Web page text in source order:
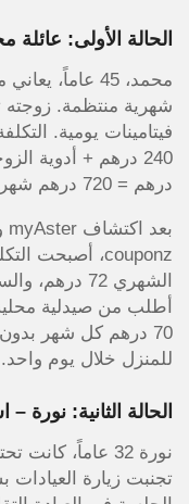
الحالة الأولى: عائلة
محمد، 45
شهرية منتظمة. زوجته
فيتامينات يومية.
درهم = 720 درهم شهرياً، أي 8,640 درهم سنوياً.
أطلب من صيدلية
70 درهم كل شهر
للمنزل خلال يوم واحد.
الحالة الثانية:
نورة 32 عاماً،
تجنبت زيارة العيادات